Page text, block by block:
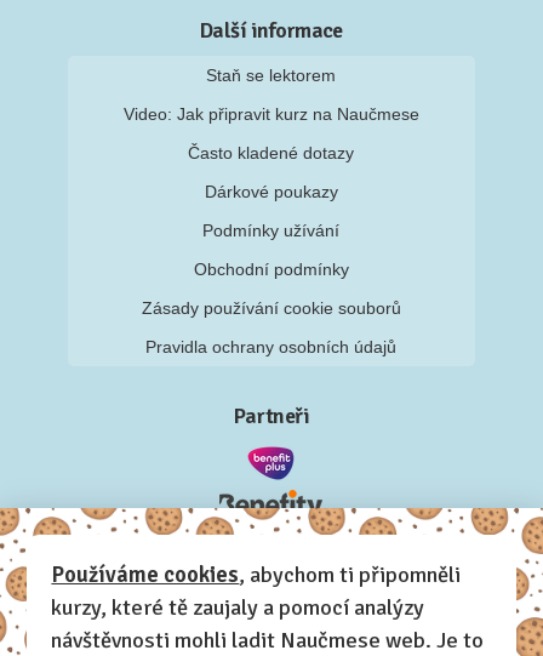
Další informace
Staň se lektorem
Video: Jak připravit kurz na Naučmese
Často kladené dotazy
Dárkové poukazy
Podmínky užívání
Obchodní podmínky
Zásady používání cookie souborů
Pravidla ochrany osobních údajů
Partneři
Používáme cookies, abychom ti připomněli
kurzy, které tě zaujaly a pomocí analýzy
návštěvnosti mohli ladit Naučmese web. Je to